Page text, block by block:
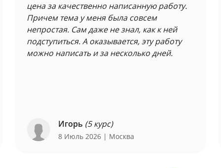
цена за качественно написанную работу.
Причем тема у меня была совсем
непростая. Сам даже не знал, как к ней
подступиться. А оказывается, эту работу
можно написать и за несколько дней.
Игорь (5 курс)
8 Июль 2026 | Москва